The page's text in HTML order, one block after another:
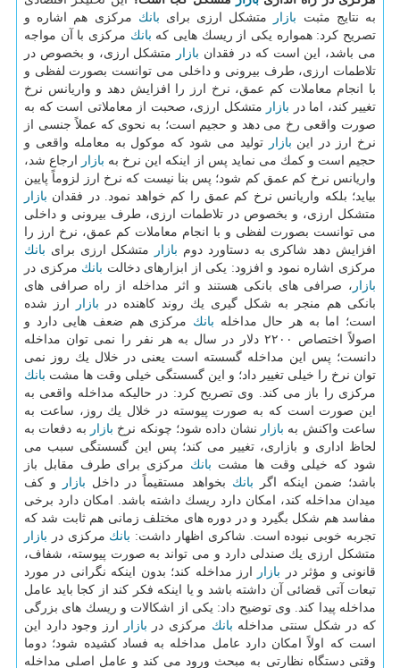
به نتایج مثبت بازار متشكل ارزی برای بانك مركزی هم اشاره و
تصریح كرد: همواره یكی از ریسك هایی كه بانك مركزی با آن مواجه
می باشد، این است كه در فقدان بازار
متشكل ارزی، و بخصوص در
تلاطمات ارزی، طرف بیرونی و داخلی می توانست بصورت لفظی و
با انجام معاملات كم عمق، نرخ ارز را افزایش دهد و واریانس نرخ
تغییر كند، اما در بازار متشكل ارزی، صحبت از معاملاتی است كه به
صورت واقعی رخ می دهد و حجیم است؛ به نحوی كه عملاً جنسی از
نرخ ارز در این بازار
تولید می شود كه موكول به معامله واقعی و
حجیم است و كمك می نماید پس از اینكه این نرخ به بازار
ارجاع شد،
واریانس نرخ كم عمق كم شود؛ پس بنا نیست كه نرخ ارز لزوماً پایین
بیاید؛ بلكه واریانس نرخ كم عمق را كم خواهد نمود. در فقدان بازار
متشكل ارزی، و بخصوص در تلاطمات ارزی، طرف بیرونی و داخلی
می توانست بصورت لفظی و با انجام معاملات كم عمق، نرخ ارز را
افزایش دهد شاكری به دستاورد دوم بازار متشكل ارزی برای بانك
مركزی اشاره نمود و افزود: یكی از ابزارهای دخالت بانك مركزی در
بازار ، صرافی های بانكی هستند و اثر مداخله از راه صرافی های
بانكی هم منجر به شكل گیری یك روند كاهنده در بازار
ارز شده
است؛ اما به هر حال مداخله بانك مركزی هم ضعف هایی دارد و
اصولاً اختصاص ۲۲۰۰ دلار در سال به هر نفر را نمی توان مداخله
دانست؛ پس این مداخله گسسته است یعنی در خلال یك روز نمی
توان نرخ را خیلی تغییر داد؛ و این گسستگی خیلی وقت ها مشت بانك
مركزی را باز می كند. وی تصریح كرد: در حالیكه مداخله واقعی به
این صورت است كه به صورت پیوسته در خلال یك روز، ساعت به
ساعت واكنش به بازار نشان داده شود؛ چونكه نرخ بازار به دفعات به
لحاظ اداری و بازاری، تغییر می كند؛ پس این گسستگی سبب می
شود كه خیلی وقت ها مشت بانك مركزی برای طرف مقابل باز
باشد؛ ضمن اینكه اگر بانك بخواهد مستقیماً در داخل بازار
و كف
میدان مداخله كند، امكان دارد ریسك داشته باشد. امكان دارد برخی
مفاسد هم شكل بگیرد و در دوره های مختلف زمانی هم ثابت شد كه
تجربه خوبی نبوده است. شاكری اظهار داشت: بانك مركزی در بازار
متشكل ارزی یك صندلی دارد و می تواند به صورت پیوسته، شفاف،
قانونی و مؤثر در بازار
ارز مداخله كند؛ بدون اینكه نگرانی در مورد
تبعات آتی قضائی آن داشته باشد و یا اینكه فكر كند از كجا باید عامل
مداخله پیدا كند. وی توضیح داد: یكی از اشكالات و ریسك های بزرگی
كه در شكل سنتی مداخله بانك مركزی در بازار
ارز وجود دارد این
است كه اولاً امكان دارد عامل مداخله به فساد كشیده شود؛ دوما
وقتی دستگاه نظارتی به مبحث ورود می كند و عامل اصلی مداخله